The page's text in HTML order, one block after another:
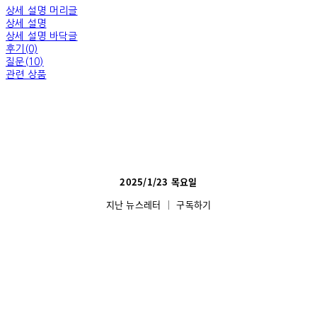
상세 설명 머리글
상세 설명
상세 설명 바닥글
후기(0)
질문(10)
관련 상품
2025/1/23 목요일
지난 뉴스레터 │구독하기